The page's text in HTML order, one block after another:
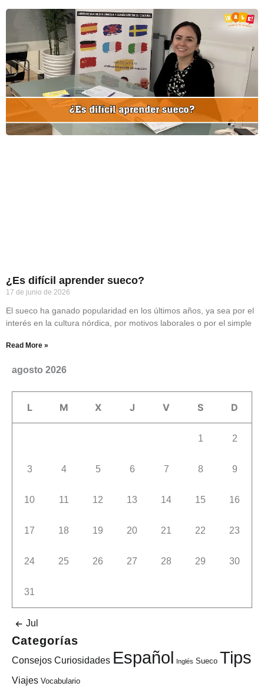
¿Es difícil aprender sueco?
17 de junio de 2026
El sueco ha ganado popularidad en los últimos años, ya sea por el
interés en la cultura nórdica, por motivos laborales o por el simple
Read More »
agosto 2026
L M X J V S D
1 2
3 4 5 6 7 8 9
10 11 12 13 14 15 16
17 18 19 20 21 22 23
24 25 26 27 28 29 30
31
Jul
Categorías
Consejos Curiosidades Español Inglés Sueco Tips
Viajes Vocabulario